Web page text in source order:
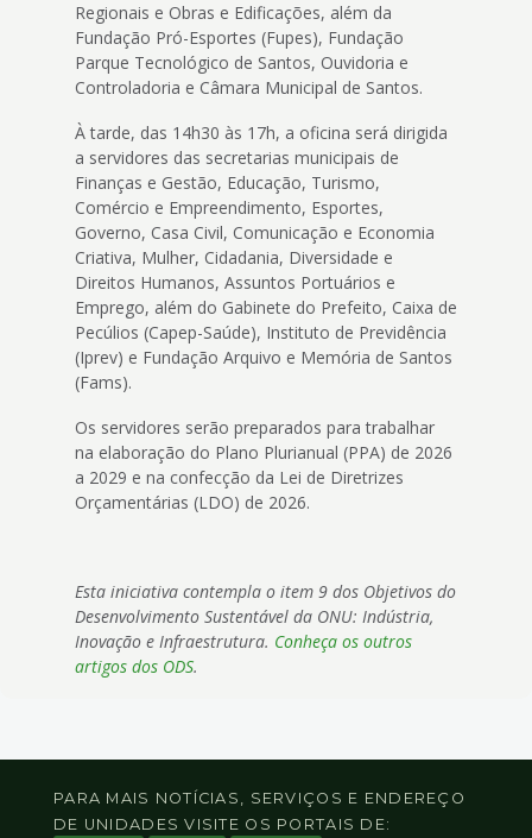
Regionais e Obras e Edificações, além da
Fundação Pró-Esportes (Fupes), Fundação
Parque Tecnológico de Santos, Ouvidoria e
Controladoria e Câmara Municipal de Santos.
À tarde, das 14h30 às 17h, a oficina será dirigida
a servidores das secretarias municipais de
Finanças e Gestão, Educação, Turismo,
Comércio e Empreendimento, Esportes,
Governo, Casa Civil, Comunicação e Economia
Criativa, Mulher, Cidadania, Diversidade e
Direitos Humanos, Assuntos Portuários e
Emprego, além do Gabinete do Prefeito, Caixa de
Pecúlios (Capep-Saúde), Instituto de Previdência
(Iprev) e Fundação Arquivo e Memória de Santos
(Fams).
Os servidores serão preparados para trabalhar
na elaboração do Plano Plurianual (PPA) de 2026
a 2029 e na confecção da Lei de Diretrizes
Orçamentárias (LDO) de 2026.
Esta iniciativa contempla o item 9 dos Objetivos do
Desenvolvimento Sustentável da ONU: Indústria,
Inovação e Infraestrutura. Conheça os outros
artigos dos ODS.
PARA MAIS NOTÍCIAS, SERVIÇOS E ENDEREÇO
DE UNIDADES VISITE OS PORTAIS DE: